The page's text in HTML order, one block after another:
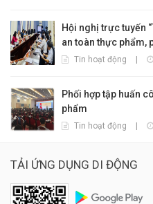
Hội nghị trực tuyến
an toàn thực phẩm,
Tin hoạt động
Phối hợp tập huấn
phẩm
Tin hoạt động
TẢI ỨNG DỤNG DI ĐỘNG